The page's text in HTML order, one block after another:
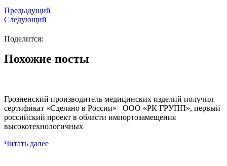
Предыдущий
Следующий
Поделится:
Похожие посты
Грозненский производитель медицинских изделий получил
сертификат «Сделано в России» ООО «РК ГРУПП», первый
российский проект в области импортозамещения
высокотехнологичных
Читать далее